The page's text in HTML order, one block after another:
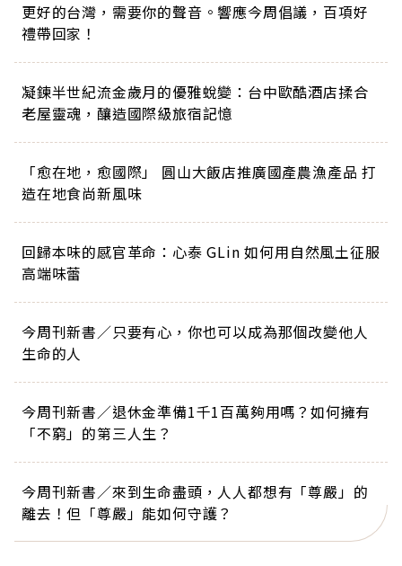
更好的台灣，需要你的聲音。響應今周倡議，百項好
禮帶回家！
凝鍊半世紀流金歲月的優雅蛻變：台中歐酷酒店揉合
老屋靈魂，釀造國際級旅宿記憶
「愈在地，愈國際」 圓山大飯店推廣國產農漁產品 打
造在地食尚新風味
回歸本味的感官革命：心泰 GLin 如何用自然風土征服
高端味蕾
今周刊新書／只要有心，你也可以成為那個改變他人
生命的人
今周刊新書／退休金準備1千1百萬夠用嗎？如何擁有
「不窮」的第三人生？
今周刊新書／來到生命盡頭，人人都想有「尊嚴」的
離去！但「尊嚴」能如何守護？